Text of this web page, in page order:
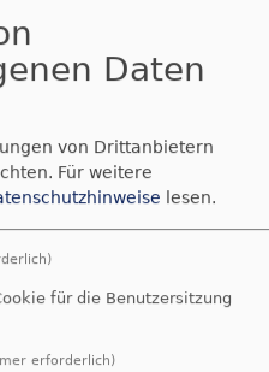
Daten
von Drittanbietern
Für weitere
lesen.
für die Benutzersitzung
erforderlich)